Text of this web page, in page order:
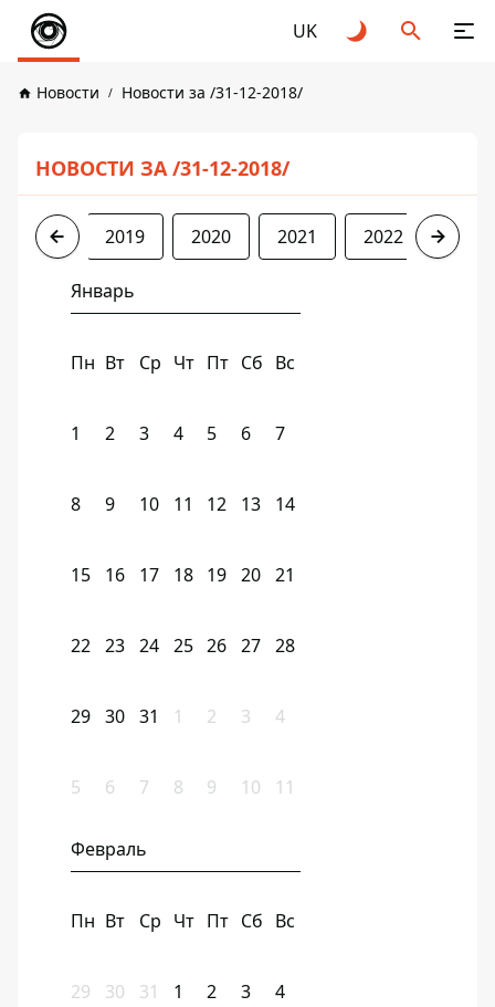
UK
Новости Новости за /31-12-2018/
НОВОСТИ ЗА /31-12-2018/
2018 2019 2020 2021 2022 2023
Январь
Пн Вт Ср Чт Пт Сб Вс
1 2 3 4 5 6 7
8 9 10 11 12 13 14
15 16 17 18 19 20 21
22 23 24 25 26 27 28
29 30 31 1 2 3 4
5 6 7 8 9 10 11
Февраль
Пн Вт Ср Чт Пт Сб Вс
29 30 31 1 2 3 4